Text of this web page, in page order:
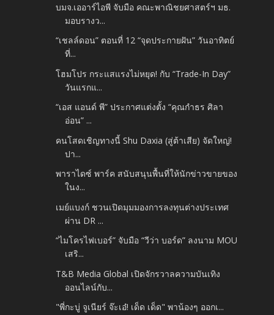
บมจ.เออาร์ไอพี จับมือ คณะพาณิชยศาสตร์ฯ มธ.
มอบรางว...
“เชลล์ดอน” ตอนที่ 12 “จุดประกายฝัน” วันอาทิตย์
ที่...
โฮมโปร กระแสแรงไม่หยุด! กับ “Trade-In Day”
วันแรกแ...
“เอส แอนด์ พี” ประกาศแต่งตั้ง “คุณกำธร ศิลา
อ่อน” ...
คนโสดเชิญทางนี้ Shu Daxia (สู่ต้าเสีย) จัดใหญ่!
ปา...
พาราไดซ์ พาร์ค สนับสนุนพื้นที่ให้นักข่าวขายของ
ในง...
เมย์แบงก์ ชวนเปิดมุมมองการลงทุนต่างประเทศ
ผ่าน DR ...
“ไมโครไฟเบอร์” จับมือ “วีว่า บอร์ด” ลงนาม MOU
เสริ...
T&B Media Global เปิดจักรวาลความบันเทิง
ออนไลน์กับ...
"พี่กะบู่ จูเนียร์ จ๊ะเอ๋! เด็ด เด็ด" พาน้องๆ ออกเ...